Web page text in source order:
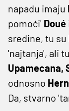
napadu imaju
pomoći' Doué
sredine, tu su
'najtanja', ali
Upamecana,
odnosno
Da, stvarno